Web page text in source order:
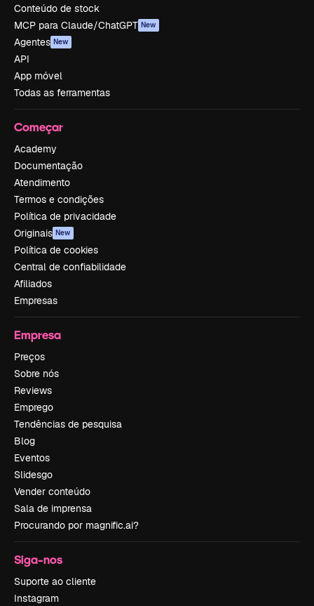
Conteúdo de stock
MCP para Claude/ChatGPT New
Agentes New
API
App móvel
Todas as ferramentas
Começar
Academy
Documentação
Atendimento
Termos e condições
Política de privacidade
Originais New
Política de cookies
Central de confiabilidade
Afiliados
Empresas
Empresa
Preços
Sobre nós
Reviews
Emprego
Tendências de pesquisa
Blog
Eventos
Slidesgo
Vender conteúdo
Sala de imprensa
Procurando por magnific.ai?
Siga-nos
Suporte ao cliente
Instagram